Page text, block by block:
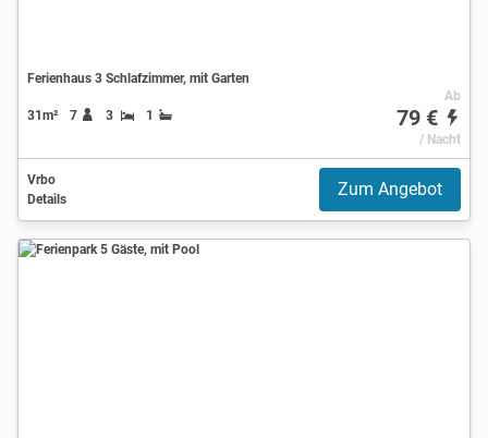
Ferienhaus 3 Schlafzimmer, mit Garten
31m² 7 3 1
Ab
79 €
/ Nacht
Vrbo
Details
Zum Angebot